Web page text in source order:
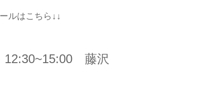
ルはこちら↓↓
12:30~15:00 藤沢